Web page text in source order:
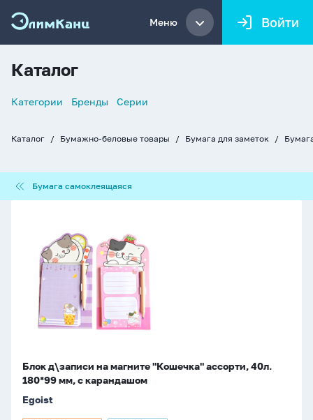
Меню Войти
Каталог
Список
Категории Бренды Серии
Каталог Бумажно-беловые товары Бумага для заметок
самоклеящаяся
Бумага самоклеящаяся
д\записи
магните
"Кошечка"
ассорти,
40л.
180*99
мм,
Блок д\записи на магните "Кошечка" ассорти, 40л.
180*99 мм, с карандашом
Egoist